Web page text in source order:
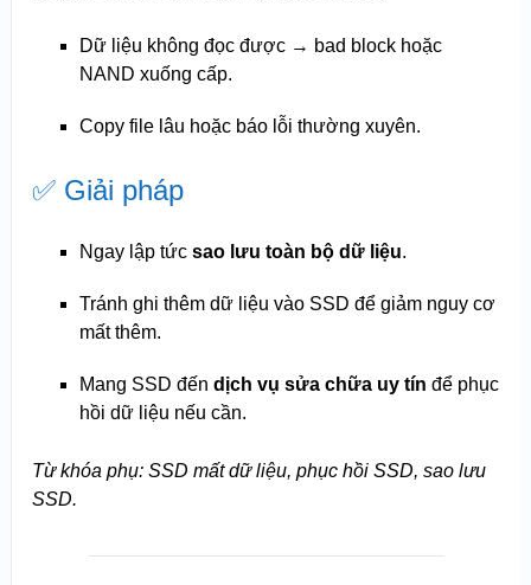
Dữ liệu không đọc được → bad block hoặc
NAND xuống cấp.
Copy file lâu hoặc báo lỗi thường xuyên.
✅ Giải pháp
Ngay lập tức sao lưu toàn bộ dữ liệu.
Tránh ghi thêm dữ liệu vào SSD để giảm nguy cơ
mất thêm.
Mang SSD đến dịch vụ sửa chữa uy tín để phục
hồi dữ liệu nếu cần.
Từ khóa phụ: SSD mất dữ liệu, phục hồi SSD, sao lưu
SSD.